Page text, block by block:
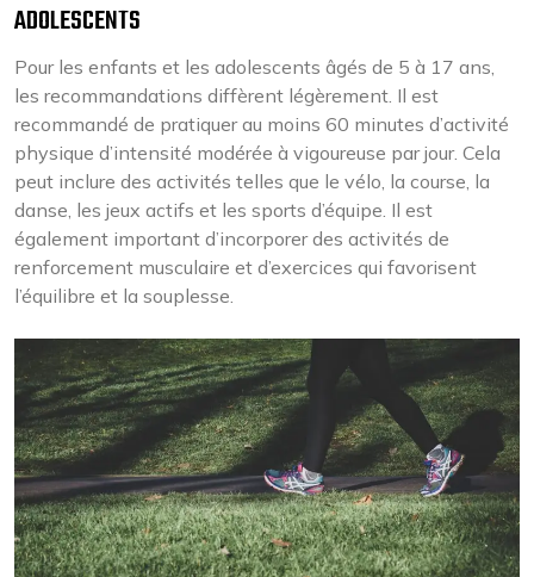
ADOLESCENTS
Pour les enfants et les adolescents âgés de 5 à 17 ans,
les recommandations diffèrent légèrement. Il est
recommandé de pratiquer au moins 60 minutes d’activité
physique d’intensité modérée à vigoureuse par jour. Cela
peut inclure des activités telles que le vélo, la course, la
danse, les jeux actifs et les sports d’équipe. Il est
également important d’incorporer des activités de
renforcement musculaire et d’exercices qui favorisent
l’équilibre et la souplesse.